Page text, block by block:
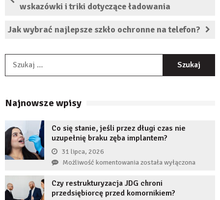
wskazówki i triki dotyczące ładowania
Jak wybrać najlepsze szkło ochronne na telefon?
Najnowsze wpisy
Co się stanie, jeśli przez długi czas nie
uzupełnię braku zęba implantem?
31 lipca, 2026
Możliwość komentowaniaCo
stanie,
jeśli
została wyłączona
Czy restrukturyzacja JDG chroni
przedsiębiorcę przed komornikiem?